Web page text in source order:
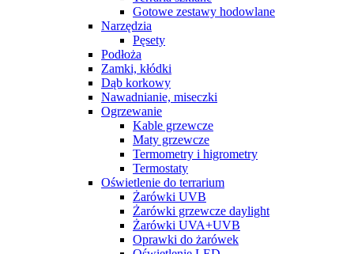
Gotowe zestawy hodowlane
Narzędzia
Pęsety
Podłoża
Zamki, kłódki
Dąb korkowy
Nawadnianie, miseczki
Ogrzewanie
Kable grzewcze
Maty grzewcze
Termometry i higrometry
Termostaty
Oświetlenie do terrarium
Żarówki UVB
Żarówki grzewcze daylight
Żarówki UVA+UVB
Oprawki do żarówek